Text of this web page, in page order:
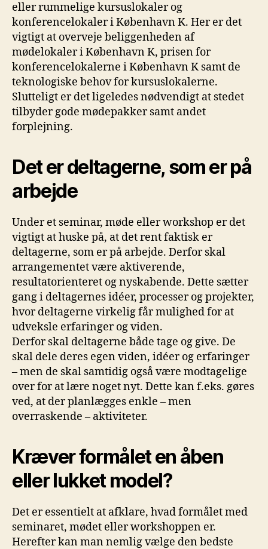
eller rummelige kursuslokaler og
konferencelokaler i København K. Her er det
vigtigt at overveje beliggenheden af
mødelokaler i København K, prisen for
konferencelokalerne i København K samt de
teknologiske behov for kursuslokalerne.
Slutteligt er det ligeledes nødvendigt at stedet
tilbyder gode mødepakker samt andet
forplejning.
Det er deltagerne, som er på
arbejde
Under et seminar, møde eller workshop er det
vigtigt at huske på, at det rent faktisk er
deltagerne, som er på arbejde. Derfor skal
arrangementet være aktiverende,
resultatorienteret og nyskabende. Dette sætter
gang i deltagernes idéer, processer og projekter,
hvor deltagerne virkelig får mulighed for at
udveksle erfaringer og viden.
Derfor skal deltagerne både tage og give. De
skal dele deres egen viden, idéer og erfaringer
– men de skal samtidig også være modtagelige
over for at lære noget nyt. Dette kan f.eks. gøres
ved, at der planlægges enkle – men
overraskende – aktiviteter.
Kræver formålet en åben
eller lukket model?
Det er essentielt at afklare, hvad formålet med
seminaret, mødet eller workshoppen er.
Herefter kan man nemlig vælge den bedste